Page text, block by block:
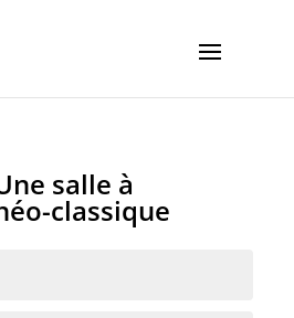
salle à
classique